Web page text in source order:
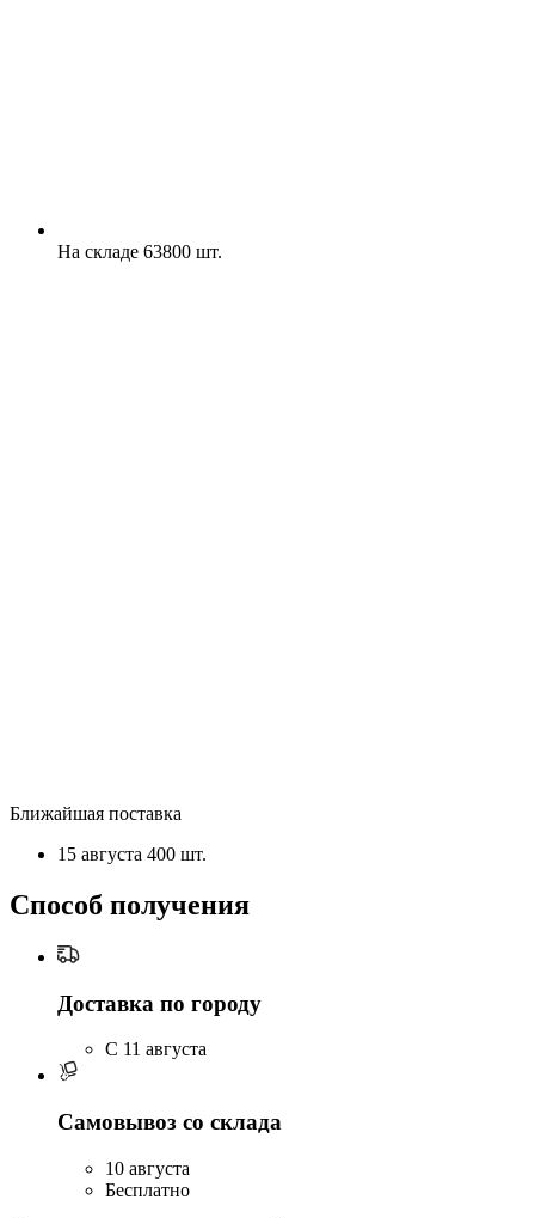
На складе 63800 шт.
Ближайшая поставка
15 августа 400 шт.
Способ получения
Доставка по городу
C 11 августа
Самовывоз со склада
10 августа
Бесплатно